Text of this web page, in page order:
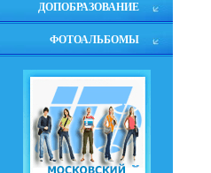
ДОПОБРАЗОВАНИЕ
ФОТОАЛЬБОМЫ